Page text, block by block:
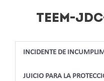
TEEM-
INCIDENTE DE
JUICIO PARA LA